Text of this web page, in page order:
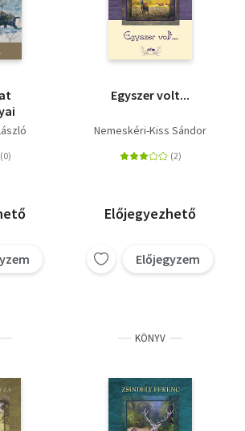
Egyszer volt...
Nemeskéri-Kiss Sándor
Előjegyezhető
Előjegyzem
KÖNYV